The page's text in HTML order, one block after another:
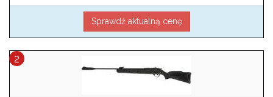
Sprawdź aktualną cenę